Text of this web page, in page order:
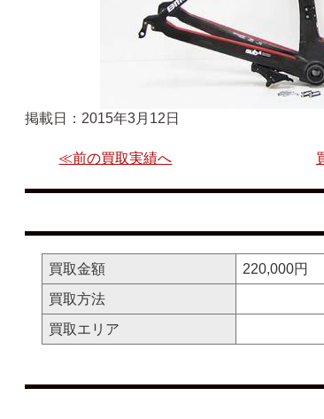
掲載日：2015年3月12日
≪前の買取実績へ
買取金額
220,000円
買取方法
買取エリア